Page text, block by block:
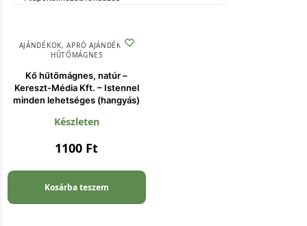
AJÁNDÉKOK,APRÓ AJÁNDÉKOK,
HŰTŐMÁGNES
Kő hűtőmágnes, natúr –
Kereszt-Média Kft. – Istennel
minden lehetséges (hangyás)
Készleten
1100 Ft
Kosárba teszem